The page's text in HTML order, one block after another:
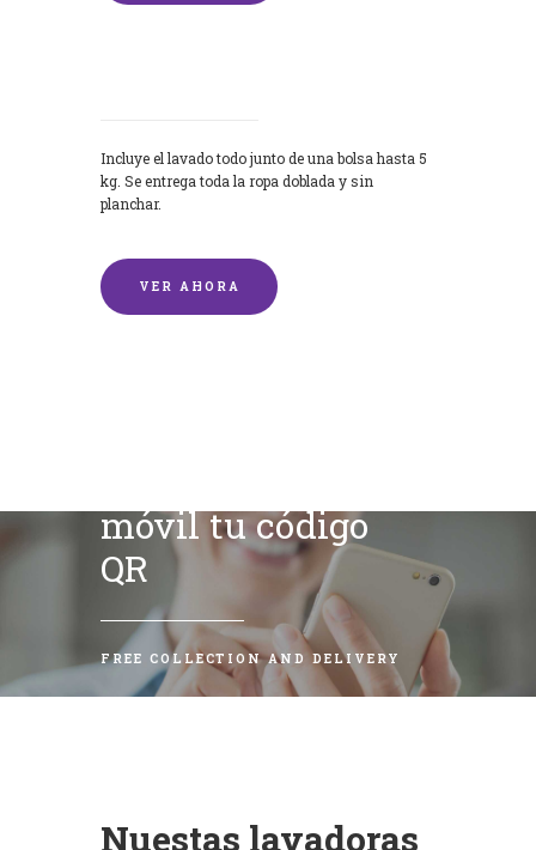
Incluye el lavado todo junto de una bolsa hasta 5
kg. Se entrega toda la ropa doblada y sin
planchar.
VER AHORA
móvil tu código
QR
FREE COLLECTION AND DELIVERY
Nuestas lavadoras